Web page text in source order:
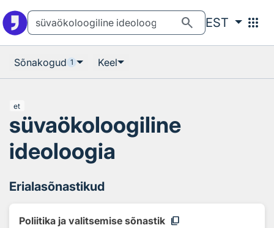
search EST apps
Sõnakogud 1 Keel
et
süvaökoloogiline
ideoloogia
Erialasõnastikud
Poliitika ja valitsemise sõnastik content_copy